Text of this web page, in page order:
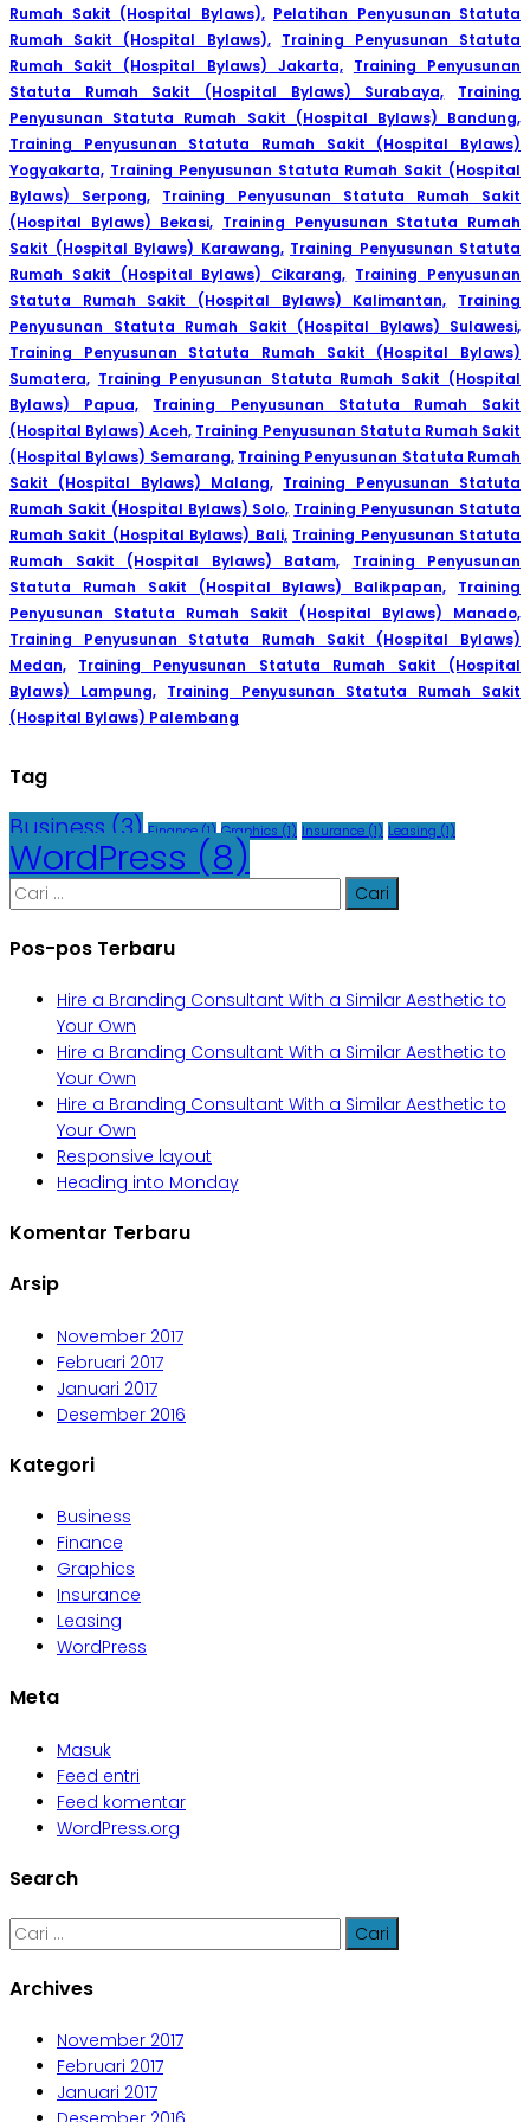
Rumah Sakit (Hospital Bylaws), Pelatihan Penyusunan Statuta
Rumah Sakit (Hospital Bylaws),
Training Penyusunan Statuta
Rumah Sakit (Hospital Bylaws) Jakarta,
Training Penyusunan
Statuta Rumah Sakit (Hospital Bylaws) Surabaya,
Training
Penyusunan Statuta Rumah Sakit (Hospital Bylaws) Bandung,
Training Penyusunan Statuta Rumah Sakit (Hospital Bylaws)
Yogyakarta, Training Penyusunan Statuta Rumah Sakit (Hospital
Bylaws) Serpong,
Training Penyusunan Statuta Rumah Sakit
(Hospital Bylaws) Bekasi, Training Penyusunan Statuta Rumah
Sakit (Hospital Bylaws) Karawang, Training Penyusunan Statuta
Rumah Sakit (Hospital Bylaws) Cikarang, Training Penyusunan
Statuta Rumah Sakit (Hospital Bylaws) Kalimantan,
Training
Penyusunan Statuta Rumah Sakit (Hospital Bylaws) Sulawesi,
Training Penyusunan Statuta Rumah Sakit (Hospital Bylaws)
Sumatera, Training Penyusunan Statuta Rumah Sakit (Hospital
Bylaws) Papua,
Training Penyusunan Statuta Rumah Sakit
(Hospital Bylaws) Aceh, Training Penyusunan Statuta Rumah Sakit
(Hospital Bylaws) Semarang, Training Penyusunan Statuta Rumah
Sakit (Hospital Bylaws) Malang, Training Penyusunan Statuta
Rumah Sakit (Hospital Bylaws) Solo, Training Penyusunan Statuta
Rumah Sakit (Hospital Bylaws) Bali, Training Penyusunan Statuta
Rumah Sakit (Hospital Bylaws) Batam,
Training Penyusunan
Statuta Rumah Sakit (Hospital Bylaws) Balikpapan,
Training
Penyusunan Statuta Rumah Sakit (Hospital Bylaws) Manado,
Training Penyusunan Statuta Rumah Sakit (Hospital Bylaws)
Medan,
Training Penyusunan Statuta Rumah Sakit (Hospital
Bylaws) Lampung, Training Penyusunan Statuta Rumah Sakit
(Hospital Bylaws) Palembang
Tag
Business (3) Finance (1) Graphics (1) Insurance (1) Leasing (1)
WordPress (8)
Cari
untuk:
Pos-pos Terbaru
Hire a Branding Consultant With a Similar Aesthetic to
Your Own
Hire a Branding Consultant With a Similar Aesthetic to
Your Own
Hire a Branding Consultant With a Similar Aesthetic to
Your Own
Responsive layout
Heading into Monday
Komentar Terbaru
Arsip
November 2017
Februari 2017
Januari 2017
Desember 2016
Kategori
Business
Finance
Graphics
Insurance
Leasing
WordPress
Meta
Masuk
Feed entri
Feed komentar
WordPress.org
Search
Cari
untuk:
Archives
November 2017
Februari 2017
Januari 2017